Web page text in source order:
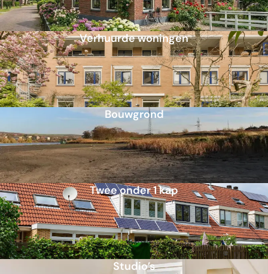
Verhuurde woningen
Bouwgrond
Twee onder 1 kap
Studio’s